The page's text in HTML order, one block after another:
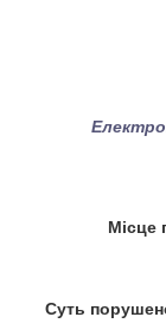
Місце
Суть